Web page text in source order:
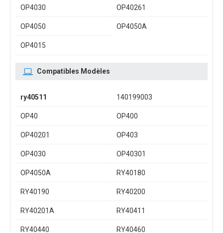
OP4030 OP40261
OP4050 OP4050A
OP4015
Compatibles Modèles
ry40511 140199003
OP40 OP400
OP40201 OP403
OP4030 OP40301
OP4050A RY40180
RY40190 RY40200
RY40201A RY40411
RY40440 RY40460